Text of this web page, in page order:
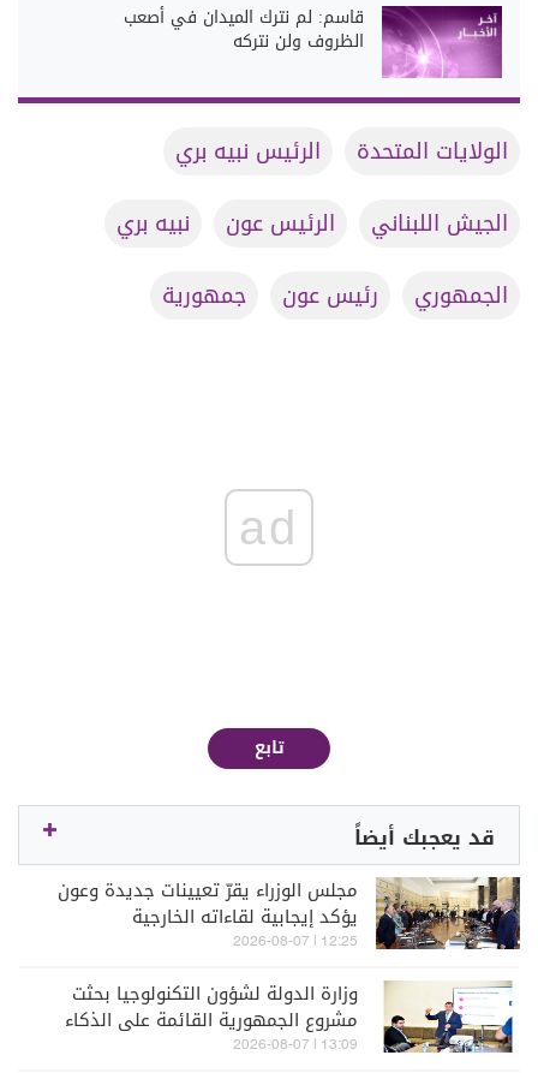
قاسم: لم نترك الميدان في أصعب
الظروف ولن نتركه
الولايات المتحدة
الرئيس نبيه بري
الجيش اللبناني
الرئيس عون
نبيه بري
الجمهوري
رئيس عون جمهورية
ad
تابع
قد يعجبك أيضاً
مجلس الوزراء يقرّ تعيينات جديدة وعون
يؤكد إيجابية لقاءاته الخارجية
12:25 | 2026-08-07
وزارة الدولة لشؤون التكنولوجيا بحثت
مشروع الجمهورية القائمة على الذكاء
الاصطناعي
13:09 | 2026-08-07